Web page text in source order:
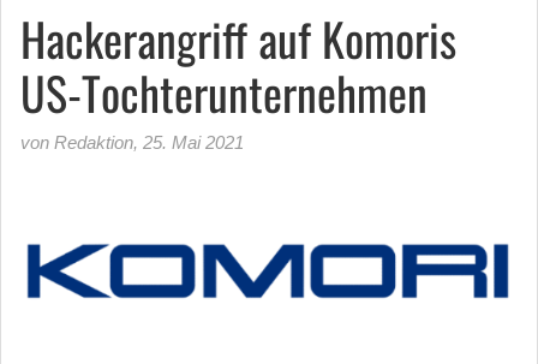
Hackerangriff auf Komoris
US-Tochterunternehmen
von Redaktion, 25. Mai 2021